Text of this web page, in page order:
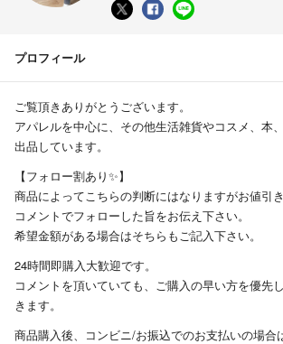
プロフィール
ご覧頂きありがとうございます。
アパレルを中心に、その他生活雑貨やコスメ、本
出品しています。
【フォロー割あり✨】
商品によってこちらの判断にはなりますがお値引
コメントでフォローした旨をお伝え下さい。
希望金額がある場合はそちらもご記入下さい。
24時間即購入大歓迎です。
コメントを頂いていても、ご購入の早い方を優先
きます。
商品購入後、コンビニ/お振込でのお支払いの場合